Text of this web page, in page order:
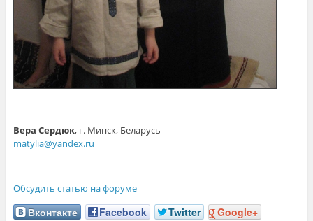
Вера Сердюк, г. Минск, Беларусь
matylia@yandex.ru
Обсудить статью на форуме
Вконтакте Facebook Twitter
Google+